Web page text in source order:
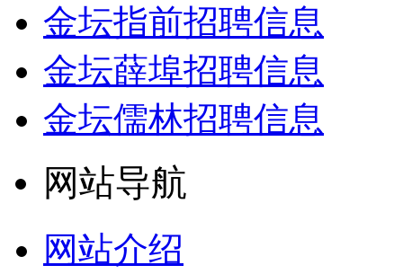
金坛指前招聘信息
金坛薛埠招聘信息
金坛儒林招聘信息
网站导航
网站介绍